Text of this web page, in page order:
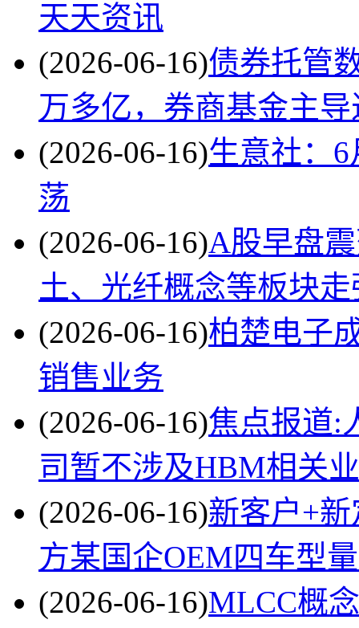
天天资讯
(2026-06-16)债券托管
万多亿，券商基金主
(2026-06-16)生意社：
荡
(2026-06-16)A股早盘
土、光纤概念等板块
(2026-06-16)柏楚电子
销售业务
(2026-06-16)焦点报道:
司暂不涉及HBM相关
(2026-06-16)新客户+
方某国企OEM四车型
(2026-06-16)MLCC概